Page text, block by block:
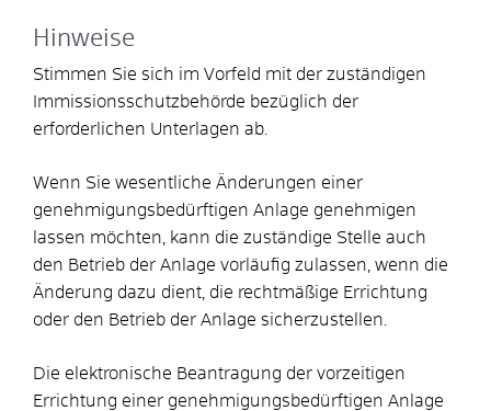
Hinweise
Stimmen Sie sich im Vorfeld mit der zuständigen
Immissionsschutzbehörde bezüglich der
erforderlichen Unterlagen ab.
Wenn Sie wesentliche Änderungen einer
genehmigungsbedürftigen Anlage genehmigen
lassen möchten, kann die zuständige Stelle auch
den Betrieb der Anlage vorläufig zulassen, wenn die
Änderung dazu dient, die rechtmäßige Errichtung
oder den Betrieb der Anlage sicherzustellen.
Die elektronische Beantragung der vorzeitigen
Errichtung einer genehmigungsbedürftigen Anlage